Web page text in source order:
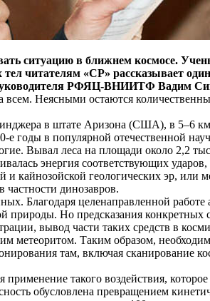
ситуацию в ближнем космосе.
читателям «СР» рассказывает
руководителя РФЯЦ-ВНИИТФ Вадим
Неясными остаются
в штате Аризона (США), в 5–6
годы в популярной отечественной
Вывал леса на площади около 2,2
энергия соответствующих
и кайнозойской геологических эр,
частности динозавров.
Благодаря целенаправленной
природы. Но предсказания
вывод части таких средств в
Таким образом,
там, включая сканирование
такого воздействия,
обусловлена превращением